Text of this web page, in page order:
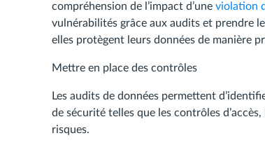
compréhension de l’impact d’une violation
vulnérabilités grâce aux audits et prendre
elles protègent leurs données de manière
Mettre en place des contrôles
Les audits de données permettent
de sécurité telles que les contrôles
risques.